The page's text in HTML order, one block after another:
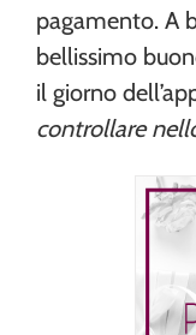
pagamento. A
bellissimo
il giorno
controllare